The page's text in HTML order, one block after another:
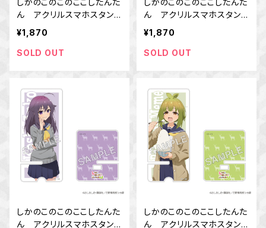
しかのこのこのここしたんた
ん アクリルスマホスタン
ド 鹿乃子 のこ
¥1,870
SOLD OUT
しかのこのこのここしたんた
ん アクリルスマホスタン
ド 虎視 虎子
¥1,870
SOLD OUT
しかのこのこのここしたんた
ん アクリルスマホスタン
しかのこのこのここしたんた
ん アクリルスマホスタン